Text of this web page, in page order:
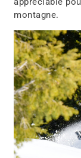
montagne.